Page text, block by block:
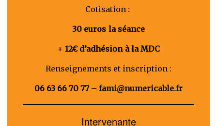
Cotisation :
30 euros la séance
+ 12€ d’adhésion à la MDC
Renseignements et inscription :
06 63 66 70 77–fami@numericable.fr
Intervenante